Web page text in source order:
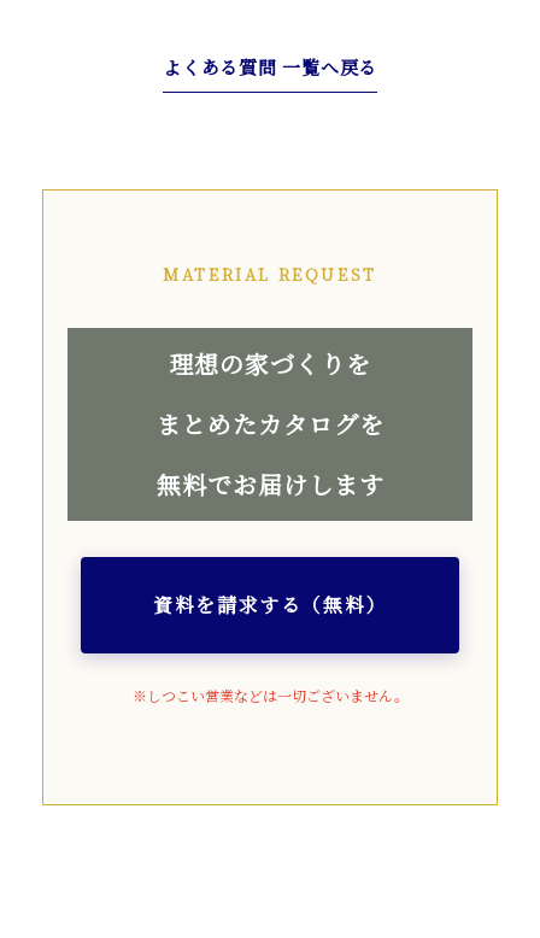
よくある質問 一覧へ戻る
MATERIAL REQUEST
理想の家づくりを
まとめたカタログを
無料でお届けします
資料を請求する（無料）
※しつこい営業などは一切ございません。